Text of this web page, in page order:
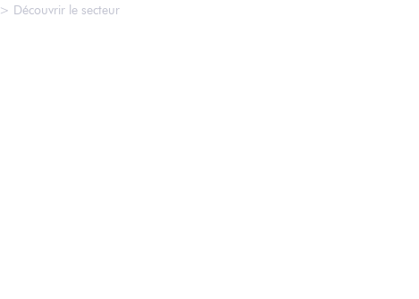
> Découvrir le secteur